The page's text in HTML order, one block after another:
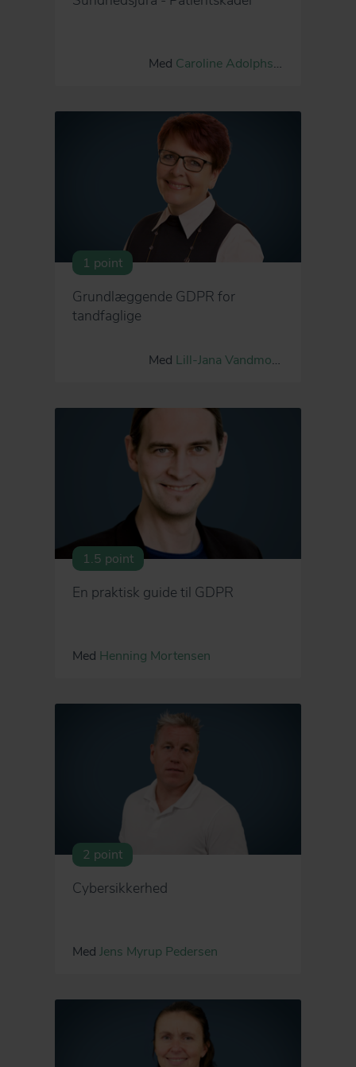
Med Caroline Adolphsen
1 point
Grundlæggende GDPR for
tandfaglige
Med Lill-Jana Vandmose Larsen
1.5 point
En praktisk guide til GDPR
Med Henning Mortensen
2 point
Cybersikkerhed
Med Jens Myrup Pedersen